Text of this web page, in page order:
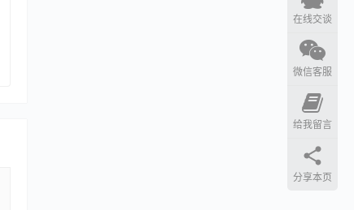
在线交谈
微信客服
给我留言
分享本页